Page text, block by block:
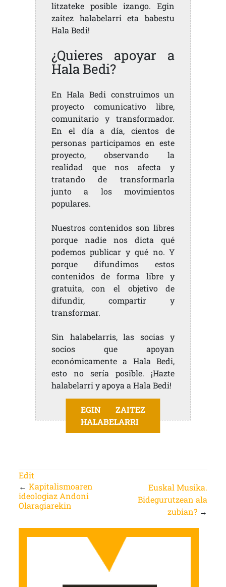
litzateke posible izango. Egin
zaitez halabelarri eta babestu
Hala Bedi!
¿Quieres apoyar a
Hala Bedi?
En Hala Bedi construimos un
proyecto comunicativo libre,
comunitario y transformador.
En el día a día, cientos de
personas participamos en este
proyecto, observando la
realidad que nos afecta y
tratando de transformarla
junto a los movimientos
populares.
Nuestros contenidos son libres
porque nadie nos dicta qué
podemos publicar y qué no. Y
porque difundimos estos
contenidos de forma libre y
gratuita, con el objetivo de
difundir, compartir y
transformar.
Sin halabelarris, las socias y
socios que apoyan
económicamente a Hala Bedi,
esto no sería posible. ¡Hazte
halabelarri y apoya a Hala Bedi!
EGIN ZAITEZ
HALABELARRI
Edit
← Kapitalismoaren
ideologiaz Andoni
Olaragiarekin
Euskal Musika.
Bidegurutzean ala
zubian? →